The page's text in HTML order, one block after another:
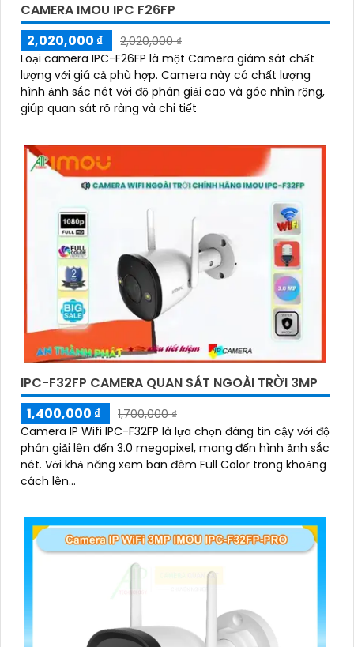
CAMERA IMOU IPC F26FP
2,020,000 ₫
2,020,000 ₫
Loại camera IPC-F26FP là một Camera giám sát chất
lượng với giá cả phù hợp. Camera này có chất lượng
hình ảnh sắc nét với độ phân giải cao và góc nhìn rộng,
giúp quan sát rõ ràng và chi tiết
IPC-F32FP CAMERA QUAN SÁT NGOÀI TRỜI 3MP
1,400,000 ₫
1,700,000 ₫
Camera IP Wifi IPC-F32FP là lựa chọn đáng tin cậy với độ
phân giải lên đến 3.0 megapixel, mang đến hình ảnh sắc
nét. Với khả năng xem ban đêm Full Color trong khoảng
cách lên...